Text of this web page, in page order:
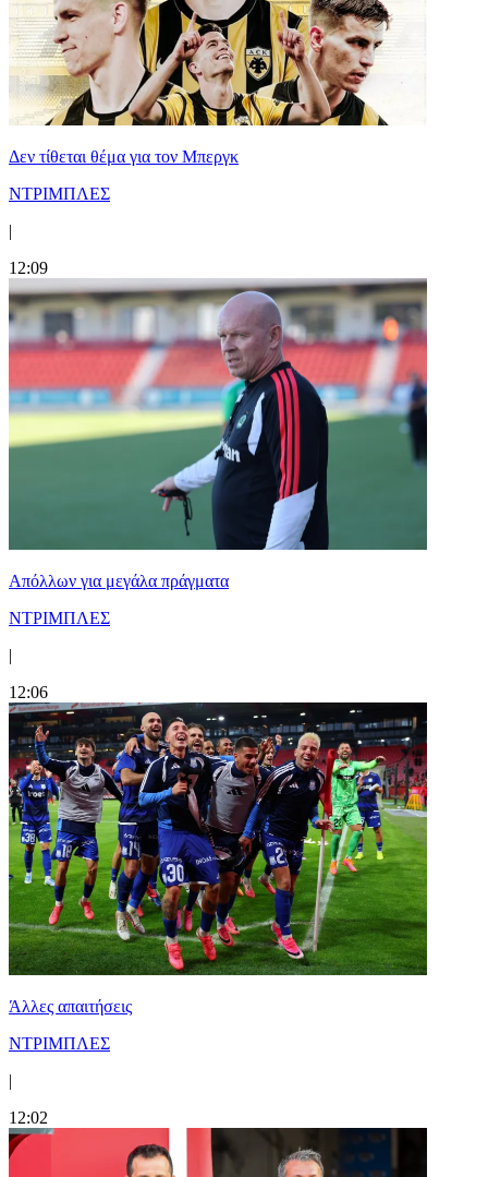
Δεν τίθεται θέμα για τον Μπεργκ
ΝΤΡΙΜΠΛΕΣ
|
12:09
Απόλλων για μεγάλα πράγματα
ΝΤΡΙΜΠΛΕΣ
|
12:06
Άλλες απαιτήσεις
ΝΤΡΙΜΠΛΕΣ
|
12:02